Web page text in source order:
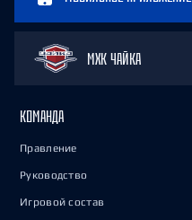
МХК ЧАЙКА
КОМАНДА
Правление
Руководство
Игровой состав